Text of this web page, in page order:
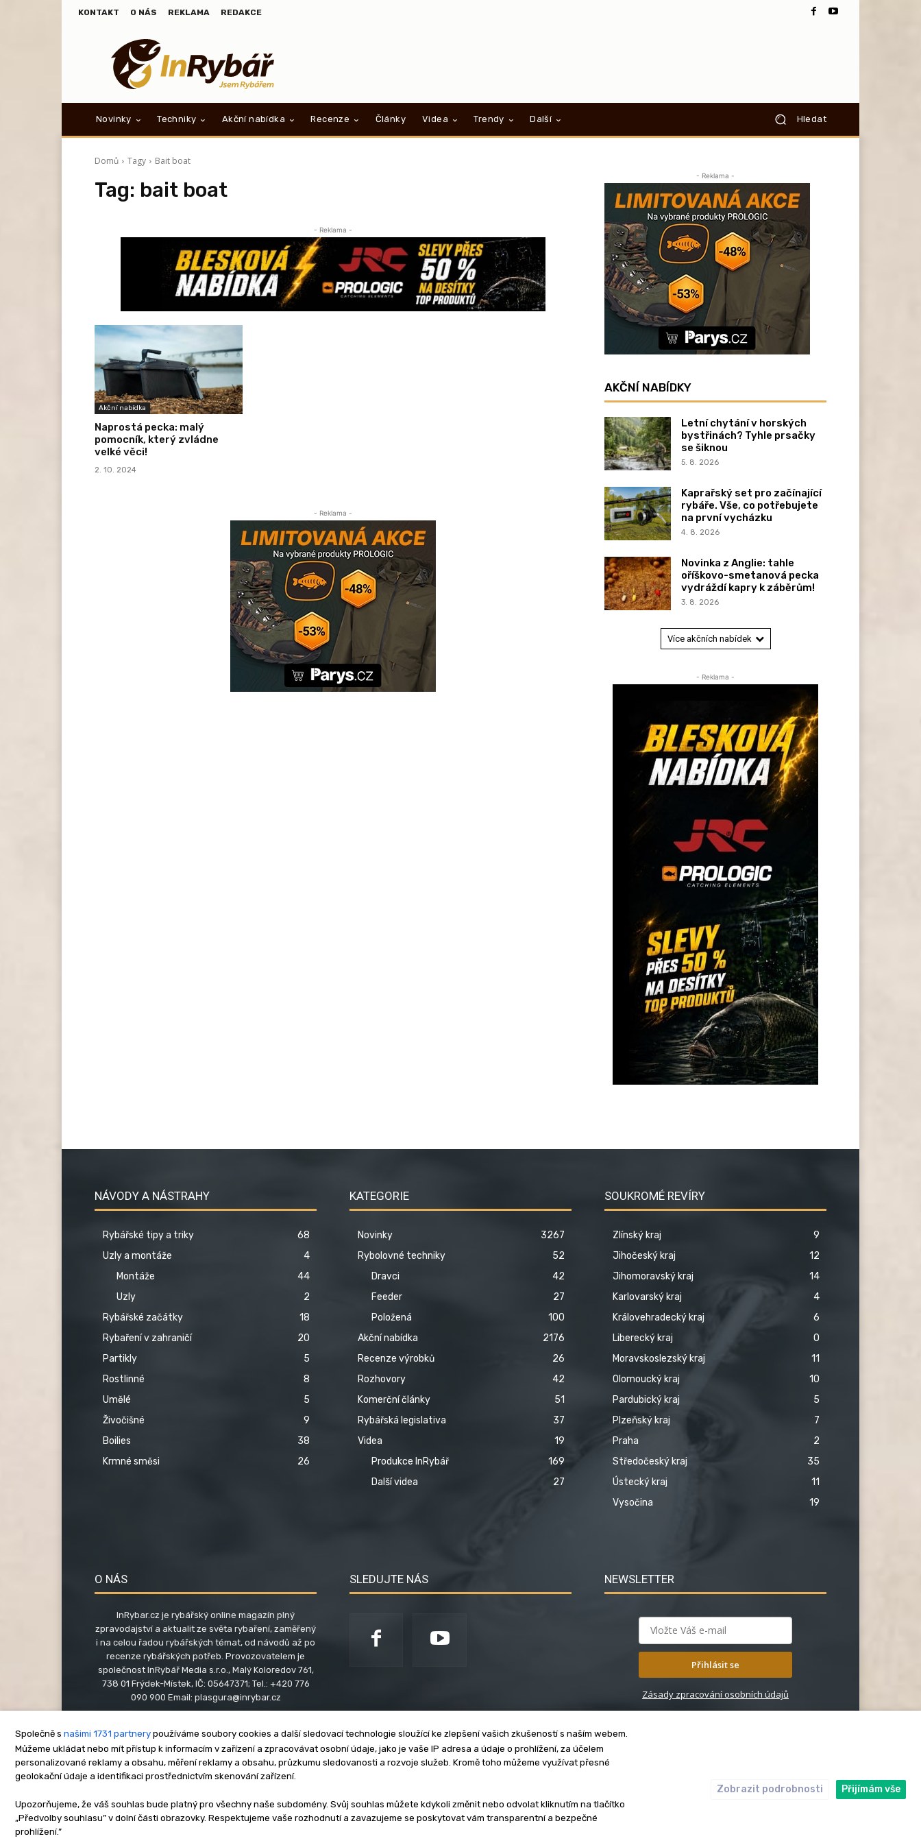
KONTAKT O NÁS REKLAMA REDAKCE
Novinky Techniky Akční nabídka Recenze Články Videa Trendy Další Hledat
Domů Tagy Bait boat
Tag: bait boat
- Reklama -
Akční nabídka
Naprostá pecka: malý
pomocník, který zvládne
velké věci!
2. 10. 2024
- Reklama -
- Reklama -
AKČNÍ NABÍDKY
Letní chytání v horských
bystřinách? Tyhle prsačky
se šiknou
5. 8. 2026
Kaprařský set pro začínající
rybáře. Vše, co potřebujete
na první vycházku
4. 8. 2026
Novinka z Anglie: tahle
oříškovo-smetanová pecka
vydráždí kapry k záběrům!
3. 8. 2026
Více akčních nabídek
- Reklama -
NÁVODY A NÁSTRAHY
Rybářské tipy a triky
68
Uzly a montáže
4
Montáže
44
Uzly
2
Rybářské začátky
18
Rybaření v zahraničí
20
Partikly
5
Rostlinné
8
Umělé
5
Živočišné
9
Boilies
38
Krmné směsi
26
KATEGORIE
Novinky
3267
Rybolovné techniky
52
Dravci
42
Feeder
27
Položená
100
Akční nabídka
2176
Recenze výrobků
26
Rozhovory
42
Komerční články
51
Rybářská legislativa
37
Videa
19
Produkce InRybář
169
Další videa
27
SOUKROMÉ REVÍRY
Zlínský kraj
9
Jihočeský kraj
12
Jihomoravský kraj
14
Karlovarský kraj
4
Královehradecký kraj
6
Liberecký kraj
0
Moravskoslezský kraj
11
Olomoucký kraj
10
Pardubický kraj
5
Plzeňský kraj
7
Praha
2
Středočeský kraj
35
Ústecký kraj
11
Vysočina
19
O NÁS
InRybar.cz je rybářský online magazín plný
zpravodajství a aktualit ze světa rybaření, zaměřený
i na celou řadou rybářských témat, od návodů až po
recenze rybářských potřeb. Provozovatelem je
společnost InRybář Media s.r.o., Malý Koloredov 761,
738 01 Frýdek-Místek, IČ: 05647371; Tel.: +420 776
090 900 Email: plasgura@inrybar.cz
SLEDUJTE NÁS NEWSLETTER
Přihlásit se
Zásady zpracování osobních údajů
O nás Kontakt Reklama Zásady soukromí Privacy policy Cookies Etický kodex
Copyright © www.inrybar.cz 2013 - 2026 | Na veškerý materiál, který je zde uveřejněný, se vztahují autorská práva. Redakce InRybar.cz.
Společně s našimi 1731 partnery používáme soubory cookies a další sledovací technologie sloužící ke zlepšení vašich zkušeností s naším webem.
Můžeme ukládat nebo mít přístup k informacím v zařízení a zpracovávat osobní údaje, jako je vaše IP adresa a údaje o prohlížení, za účelem
personalizované reklamy a obsahu, měření reklamy a obsahu, průzkumu sledovanosti a rozvoje služeb. Kromě toho můžeme využívat přesné
geolokační údaje a identifikaci prostřednictvím skenování zařízení.
Upozorňujeme, že váš souhlas bude platný pro všechny naše subdomény. Svůj souhlas můžete kdykoli změnit nebo odvolat kliknutím na tlačítko
„Předvolby souhlasu” v dolní části obrazovky. Respektujeme vaše rozhodnutí a zavazujeme se poskytovat vám transparentní a bezpečné
prohlížení.”
Zobrazit podrobnosti Přijímám vše